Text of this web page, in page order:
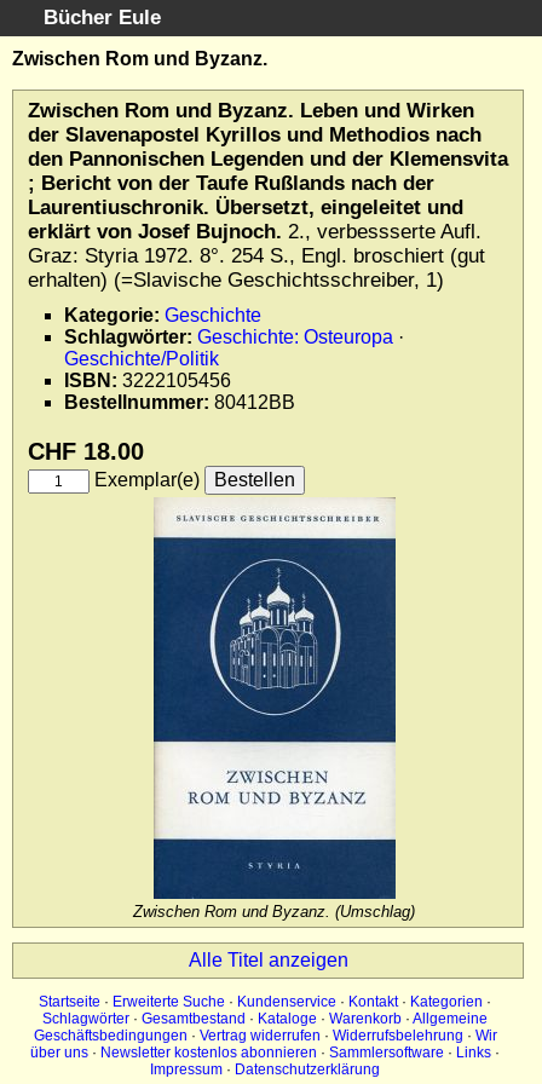
Bücher Eule
Schnellsuche:
Startseite
Erweiterte Suche
Kundenservice
Kontakt
Kategorien
Schlagwörter
Gesamtbestand
Kataloge
Warenkorb
Allgemeine Geschäftsbedingungen
Widerruf
Newsletter kostenlos abonnieren
Zwischen Rom und Byzanz.
Zwischen Rom und Byzanz. Leben und Wirken
der Slavenapostel Kyrillos und Methodios nach
den Pannonischen Legenden und der Klemensvita
; Bericht von der Taufe Rußlands nach der
Laurentiuschronik. Übersetzt, eingeleitet und
erklärt von Josef Bujnoch. 2., verbessserte Aufl.
Graz: Styria 1972. 8°. 254 S., Engl. broschiert (gut
erhalten) (=Slavische Geschichtsschreiber, 1)
Kategorie: Geschichte
Schlagwörter: Geschichte: Osteuropa ·
Geschichte/Politik
ISBN: 3222105456
Bestellnummer: 80412BB
CHF 18.00
Exemplar(e)
Zwischen Rom und Byzanz. (Umschlag)
Alle Titel anzeigen
Startseite · Erweiterte Suche · Kundenservice · Kontakt· Kategorien ·
Schlagwörter · Gesamtbestand · Kataloge · Warenkorb · Allgemeine
Geschäftsbedingungen · Vertrag widerrufen · Widerrufsbelehrung · Wir
über uns · Newsletter kostenlos abonnieren · Sammlersoftware · Links ·
Impressum · Datenschutzerklärung